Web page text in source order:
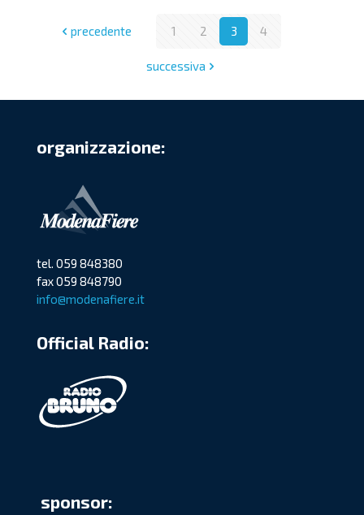
precedente 1 2 3 4
successiva
organizzazione:
tel. 059 848380
fax 059 848790
info@modenafiere.it
Official Radio:
sponsor: